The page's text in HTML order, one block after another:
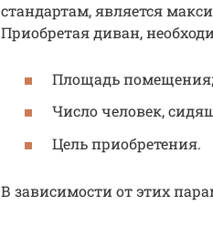
стандартам, является
Приобретая диван,
Площадь помещения;
Число человек,
Цель приобретения.
В зависимости от этих